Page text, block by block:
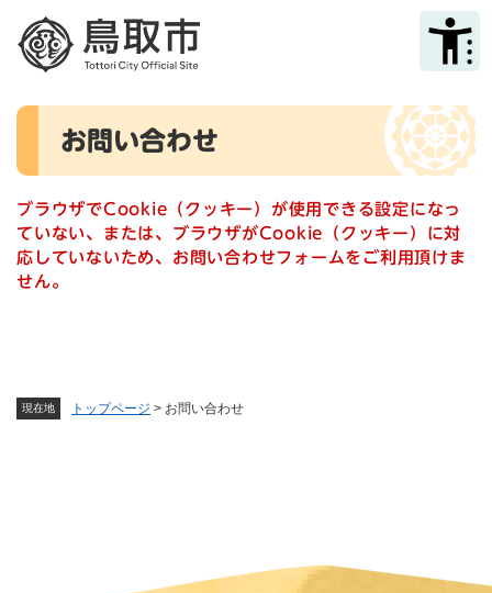
メニューを飛ばして本文へ
現在地 トップページ > お問い合わせ
本
お問い合わせ
ブラウザでCookie（クッキー）が使用できる設定になっ
ていない、または、ブラウザがCookie（クッキー）に対
応していないため、お問い合わせフォームをご利用頂けま
せん。